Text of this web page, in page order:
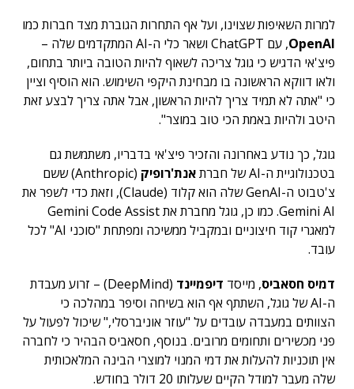
למרות השאיפות שצוינו, ועל אף התחרות הגוברת מצד חברות כמו
OpenAI
, עם ChatGPT ושאר כלי ה-AI המתקדמים שלה –
פיצ'אי הדגיש כי גוגל צריכה לשאוף להיות הטובה ביותר בתחום,
ולאו דווקא הראשונה בו מבחינת היקפי השימוש. הוא הוסיף וציין
כי "אתה לא תמיד צריך להיות הראשון, אבל אתה צריך לבצע זאת
היטב ולהיות באמת הכי טוב במוצר".
גוגל, כך נודע באחרונה והזכיר פיצ'אי בדבריו, משתמשת גם
בטכנולוגיית ה-AI של חברת
אנת'רופיק
(Anthropic) ששם
צ'טבוט ה-GenAI שלה הוא קלוד (Claude), וזאת כדי לשפר את
Gemini AI. כמו כן, גוגל מחברת את Gemini Code Assist
למאגרי קוד חיצוניים ובמקביל ממשיכה ומפתחת "סוכני AI" לכל
עובד.
דמיס חסאביס, מייסד דיפמיינד
(DeepMind) – זרוע מעבדת
ה-AI של גוגל, השתתף אף הוא בשיחה וסיפר במהלכה כי
הצוותים במעבדה עובדים על "עוזר אוניברסלי," שיכול לפעול על
פני מכשירים ותחומים מרובים. בנוסף, חסאביס הבהיר כי לחברה
אין תוכניות להעלות את דמי המנוי למוצרי הבינה המלאכותית
שלה מעבר למודל הקיים שעלותו 20 דולר בחודש.